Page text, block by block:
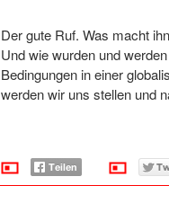
Der gute Ruf. Was macht
Und wie wurden und
Bedingungen in einer
werden wir uns stellen und